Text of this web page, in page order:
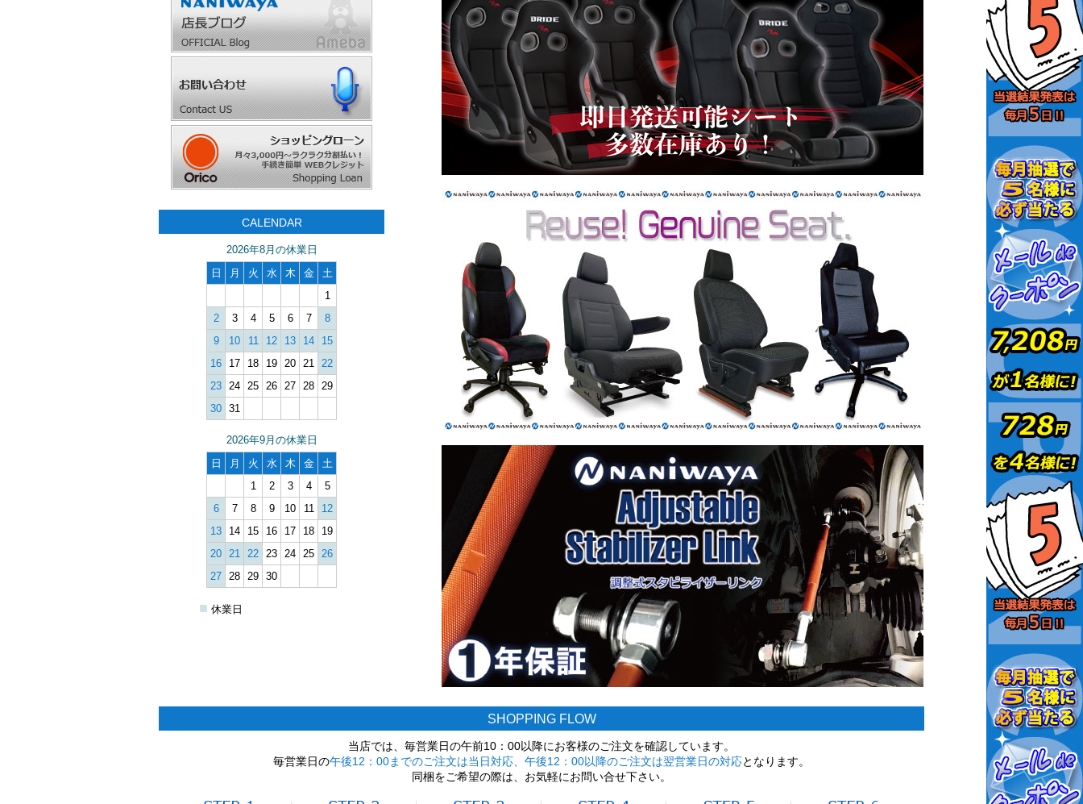
CALENDAR
2026年8月の休業日
日
月 火 水 木 金
土
1
2
3 4 5 6 7
8
9
10 11 12 13 14
15
16
17 18 19 20 21 22
23 24 25 26 27 28 29
30 31
2026年9月の休業日
日
月 火 水 木 金
土
1
2 3 4
5
6
7 8 9 10 11
12
13
14 15 16 17 18
19
20 21 22 23 24 25 26
27 28 29 30
■ 休業日
SHOPPING FLOW
当店では、毎営業日の午前10：00以降にお客様のご注文を確認しています。
毎営業日の午後12：00までのご注文は当日対応、午後12：00以降のご注文は翌営業日の対応となります。
同梱をご希望の際は、お気軽にお問い合せ下さい。